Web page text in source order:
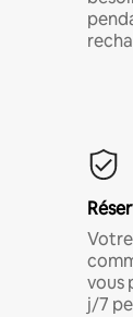
vous
j/7